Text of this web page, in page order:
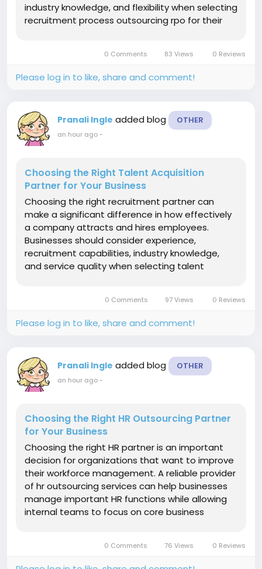
industry knowledge, and flexibility when selecting
recruitment process outsourcing rpo for their
Companies should determine...
0 Comments 83 Views 0 Reviews
Please log in to like, share and comment!
Pranali Ingle added blog OTHER
an hour ago-
Choosing the Right Talent Acquisition
Partner for Your Business
Choosing the right recruitment partner can
make a significant difference in how effectively
a company attracts and hires employees.
Businesses should consider experience,
recruitment capabilities, industry knowledge,
and service quality when selecting talent
process followed by the service provider. A...
0 Comments 97 Views 0 Reviews
Please log in to like, share and comment!
Pranali Ingle added blog OTHER
an hour ago-
Choosing the Right HR Outsourcing Partner
for Your Business
Choosing the right HR partner is an important
decision for organizations that want to improve
their workforce management. A reliable provider
of hr outsourcing services can help businesses
manage important HR functions while allowing
internal teams to focus on core business
good HR partner should be...
0 Comments 76 Views 0 Reviews